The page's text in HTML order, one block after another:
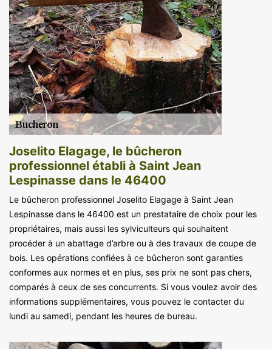
Joselito Elagage, le bûcheron
professionnel établi à Saint Jean
Lespinasse dans le 46400
Le bûcheron professionnel Joselito Elagage à Saint Jean
Lespinasse dans le 46400 est un prestataire de choix pour les
propriétaires, mais aussi les sylviculteurs qui souhaitent
procéder à un abattage d’arbre ou à des travaux de coupe de
bois. Les opérations confiées à ce bûcheron sont garanties
conformes aux normes et en plus, ses prix ne sont pas chers,
comparés à ceux de ses concurrents. Si vous voulez avoir des
informations supplémentaires, vous pouvez le contacter du
lundi au samedi, pendant les heures de bureau.